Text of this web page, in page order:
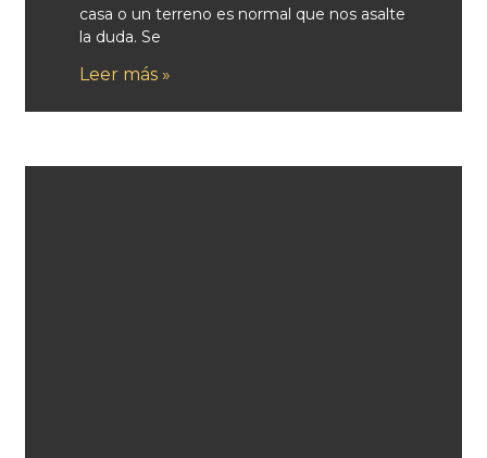
casa o un terreno es normal que nos asalte
la duda. Se
Leer más »